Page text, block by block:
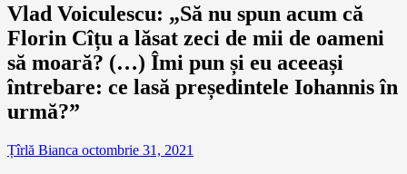
Vlad Voiculescu: „Să nu spun acum că
Florin Cîțu a lăsat zeci de mii de oameni
să moară? (…) Îmi pun și eu aceeași
întrebare: ce lasă președintele Iohannis în
urmă?”
Țîrlă Bianca octombrie 31, 2021